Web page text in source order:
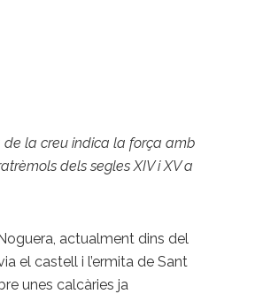
de la creu indica la força amb
dels segles XIV i XV a
actualment dins del
el castell i l’ermita de Sant
unes calcàries ja